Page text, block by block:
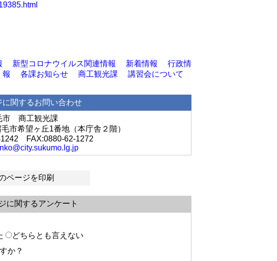
新型コロナウイルス関連情報 新着情報
行政情
報
各課お知らせ 商工観光課 講習会について
に関するお問い合わせ
市 商工観光課
市希望ヶ丘1番地（本庁舎２階）
FAX:0880-62-1272
ページを印刷
に関するアンケート
どちらとも言えない
か？